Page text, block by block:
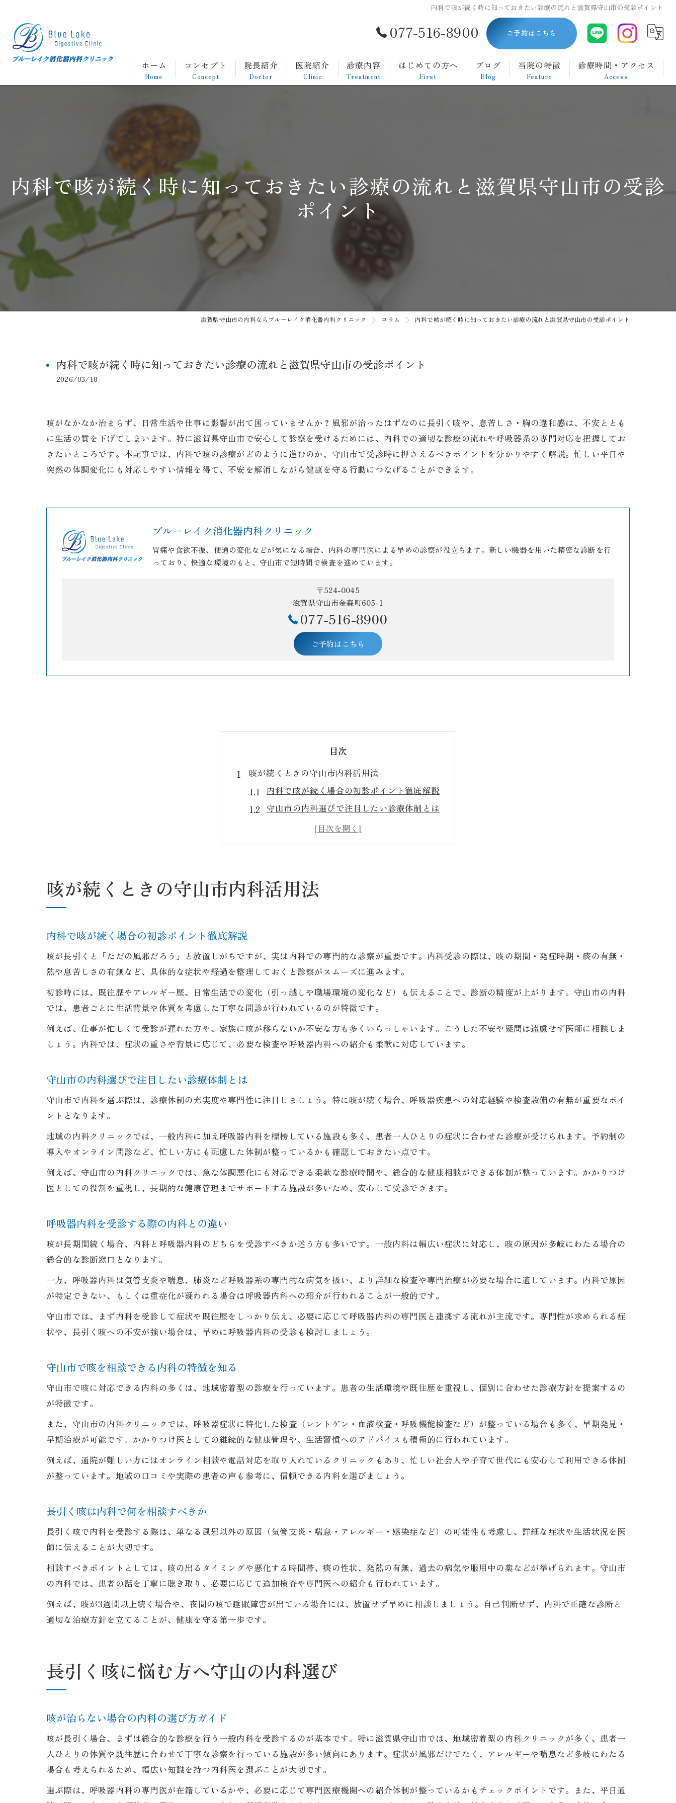
内科で咳が続く時に知っておきたい診療の流れと滋賀県守山市の受診ポイント
077-516-8900 ご予約はこちら
ホーム
Home
コンセプト
Concept
院長紹介
Doctor
医院紹介
Clinic
診療内容
Treatment
消化器内科
胃カメラについて
大腸カメラについて
がん検診
自費診療
はじめての方へ
First
ブログ
Blog
当院の特徴
Feature
ダイエット
診療時間・アクセス
Access
内科で咳が続く時に知っておきたい診療の流れと滋賀県守山市の受診
ポイント
滋賀県守山市の内科ならブルーレイク消化器内科クリニック コラム 内科で咳が続く時に知っておきたい診療の流れと滋賀県守山市の受診ポイント
内科で咳が続く時に知っておきたい診療の流れと滋賀県守山市の受診ポイント
2026/03/18
咳がなかなか治まらず、日常生活や仕事に影響が出て困っていませんか？風邪が治ったはずなのに長引く咳や、息苦しさ・胸の違和感は、不安ととも
に生活の質を下げてしまいます。特に滋賀県守山市で安心して診察を受けるためには、内科での適切な診療の流れや呼吸器系の専門対応を把握してお
きたいところです。本記事では、内科で咳の診療がどのように進むのか、守山市で受診時に押さえるべきポイントを分かりやすく解説。忙しい平日や
突然の体調変化にも対応しやすい情報を得て、不安を解消しながら健康を守る行動につなげることができます。
ブルーレイク消化器内科クリニック
胃痛や食欲不振、便通の変化などが気になる場合、内科の専門医による早めの診察が役立ちます。新しい機器を用いた精密な診断を行
っており、快適な環境のもと、守山市で短時間で検査を進めています。
〒524-0045
滋賀県守山市金森町605-1
077-516-8900
ご予約はこちら
目次
咳が続くときの守山市内科活用法
内科で咳が続く場合の初診ポイント徹底解説
守山市の内科選びで注目したい診療体制とは
呼吸器内科を受診する際の内科との違い
守山市で咳を相談できる内科の特徴を知る
長引く咳に悩む方へ守山の内科選び
咳が治らない場合の内科の選び方ガイド
呼吸器内科名医を見つける内科の比較方法
内科受診時に体験できる咳への丁寧な診療
呼吸器内科での診療を受ける内科患者の声
呼吸器の不調は内科で早めに相談しよう
内科で呼吸器の違和感を伝えるポイント整理
呼吸器内科と一般内科の受診選びのコツ
内科受診時に知っておきたい咳症状の注意点
咳症状の裏に潜む原因と内科でできる対応
内科で行う呼吸器系疾患の初期対応とは
呼吸器内科専門医が行う内科的アプローチ
守山市で内科を受診する際のポイントとは
守山市の内科受診時に準備するべきこと
咳症状で内科に相談するタイミングを解説
内科で受診前に把握したい診療の流れ
咳が続くときの守山市内科活用法
内科で咳が続く場合の初診ポイント徹底解説
咳が長引くと「ただの風邪だろう」と放置しがちですが、実は内科での専門的な診察が重要です。内科受診の際は、咳の期間・発症時期・痰の有無・
熱や息苦しさの有無など、具体的な症状や経過を整理しておくと診察がスムーズに進みます。
初診時には、既往歴やアレルギー歴、日常生活での変化（引っ越しや職場環境の変化など）も伝えることで、診断の精度が上がります。守山市の内科
では、患者ごとに生活背景や体質を考慮した丁寧な問診が行われているのが特徴です。
例えば、仕事が忙しくて受診が遅れた方や、家族に咳が移らないか不安な方も多くいらっしゃいます。こうした不安や疑問は遠慮せず医師に相談しま
しょう。内科では、症状の重さや背景に応じて、必要な検査や呼吸器内科への紹介も柔軟に対応しています。
守山市の内科選びで注目したい診療体制とは
守山市で内科を選ぶ際は、診療体制の充実度や専門性に注目しましょう。特に咳が続く場合、呼吸器疾患への対応経験や検査設備の有無が重要なポイ
ントとなります。
地域の内科クリニックでは、一般内科に加え呼吸器内科を標榜している施設も多く、患者一人ひとりの症状に合わせた診療が受けられます。予約制の
導入やオンライン問診など、忙しい方にも配慮した体制が整っているかも確認しておきたい点です。
例えば、守山市の内科クリニックでは、急な体調悪化にも対応できる柔軟な診療時間や、総合的な健康相談ができる体制が整っています。かかりつけ
医としての役割を重視し、長期的な健康管理までサポートする施設が多いため、安心して受診できます。
呼吸器内科を受診する際の内科との違い
咳が長期間続く場合、内科と呼吸器内科のどちらを受診すべきか迷う方も多いです。一般内科は幅広い症状に対応し、咳の原因が多岐にわたる場合の
総合的な診断窓口となります。
一方、呼吸器内科は気管支炎や喘息、肺炎など呼吸器系の専門的な病気を扱い、より詳細な検査や専門治療が必要な場合に適しています。内科で原因
が特定できない、もしくは重症化が疑われる場合は呼吸器内科への紹介が行われることが一般的です。
守山市では、まず内科を受診して症状や既往歴をしっかり伝え、必要に応じて呼吸器内科の専門医と連携する流れが主流です。専門性が求められる症
状や、長引く咳への不安が強い場合は、早めに呼吸器内科の受診も検討しましょう。
守山市で咳を相談できる内科の特徴を知る
守山市で咳に対応できる内科の多くは、地域密着型の診療を行っています。患者の生活環境や既往歴を重視し、個別に合わせた診療方針を提案するの
が特徴です。
また、守山市の内科クリニックでは、呼吸器症状に特化した検査（レントゲン・血液検査・呼吸機能検査など）が整っている場合も多く、早期発見・
早期治療が可能です。かかりつけ医としての継続的な健康管理や、生活習慣へのアドバイスも積極的に行われています。
例えば、通院が難しい方にはオンライン相談や電話対応を取り入れているクリニックもあり、忙しい社会人や子育て世代にも安心して利用できる体制
が整っています。地域の口コミや実際の患者の声も参考に、信頼できる内科を選びましょう。
長引く咳は内科で何を相談すべきか
長引く咳で内科を受診する際は、単なる風邪以外の原因（気管支炎・喘息・アレルギー・感染症など）の可能性も考慮し、詳細な症状や生活状況を医
師に伝えることが大切です。
相談すべきポイントとしては、咳の出るタイミングや悪化する時間帯、痰の性状、発熱の有無、過去の病気や服用中の薬などが挙げられます。守山市
の内科では、患者の話を丁寧に聴き取り、必要に応じて追加検査や専門医への紹介も行われています。
例えば、咳が3週間以上続く場合や、夜間の咳で睡眠障害が出ている場合には、放置せず早めに相談しましょう。自己判断せず、内科で正確な診断と
適切な治療方針を立てることが、健康を守る第一歩です。
長引く咳に悩む方へ守山の内科選び
咳が治らない場合の内科の選び方ガイド
咳が長引く場合、まずは総合的な診療を行う一般内科を受診するのが基本です。特に滋賀県守山市では、地域密着型の内科クリニックが多く、患者一
人ひとりの体質や既往歴に合わせて丁寧な診察を行っている施設が多い傾向にあります。症状が風邪だけでなく、アレルギーや喘息など多岐にわたる
場合も考えられるため、幅広い知識を持つ内科医を選ぶことが大切です。
選ぶ際は、呼吸器内科の専門医が在籍しているかや、必要に応じて専門医療機関への紹介体制が整っているかもチェックポイントです。また、平日通